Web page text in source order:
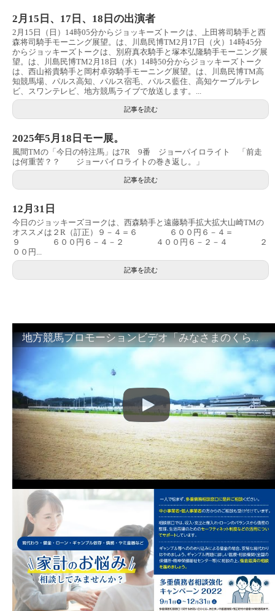
2月15日、17日、18日の出演者
2月15日（日）14時05分からジョッキーズトークは、上田将司騎手と西
森将司騎手モーニング展望。は、川島民博TM2月17日（火）14時45分
からジョッキーズトークは、別府真衣騎手と塚本弘隆騎手モーニング展
望。は、川島民博TM2月18日（水）14時50分からジョッキーズトーク
は、西山裕貴騎手と岡村卓弥騎手モーニング展望。は、川島民博TM高
知競馬場、パルス高知、パルス宿毛、パルス藍住、高知ケーブルテレ
ビ、スワンテレビ、地方競馬ライブで放送します。...
記事を読む
2025年5月18日モー展。
風間TMの「今日の特注馬」は7R 9番 ジョーパイロライト 「前走
は何重苦？？ ジョーパイロライトの巻き返し。」
記事を読む
12月31日
今日のジョッキーズヨークは、西森騎手と遠藤騎手拡大拡大山崎TMの
オススメは２R（訂正）９－４＝６ ６００円６－４＝
９ ６００円６－４－２ ４００円６－２－４ ２
００円...
記事を読む
地方競馬プロモーションビデオ「みなさまのくらしのために」30秒篇｜NAR公式